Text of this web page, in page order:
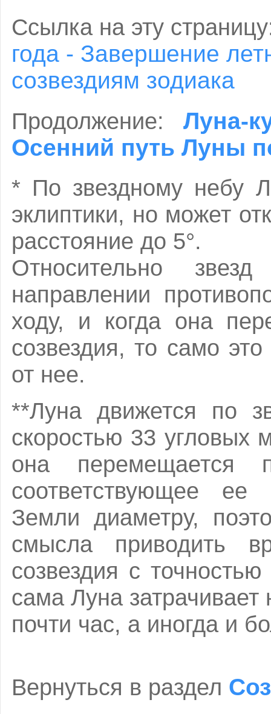
Ссылка на эту
года - Завершение
cозвездиям зодиака
Продолжение:
Луна-
Осенний путь Луны
* По звездному небу
эклиптики, но может
расстояние до 5°.
Относительно
направлении
ходу, и когда она
созвездия, то само
от нее.
**Луна движется по
скоростью 33 угловых
она перемещается
соответствующее
Земли диаметру,
смысла приводить
созвездия с
сама Луна затрачивает
почти час, а иногда и
Вернуться в раздел